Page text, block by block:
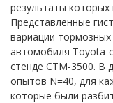
результаты которых
Представленные
вариации тормозных
автомобиля Toyota-
стенде СТМ-3500. В
опытов N=40, для
которые были